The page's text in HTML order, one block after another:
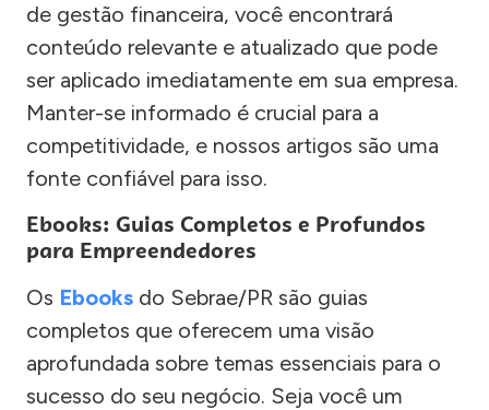
de gestão financeira, você encontrará
conteúdo relevante e atualizado que pode
ser aplicado imediatamente em sua empresa.
Manter-se informado é crucial para a
competitividade, e nossos artigos são uma
fonte confiável para isso.
Ebooks: Guias Completos e Profundos
para Empreendedores
Os Ebooks do Sebrae/PR são guias
completos que oferecem uma visão
aprofundada sobre temas essenciais para o
sucesso do seu negócio. Seja você um